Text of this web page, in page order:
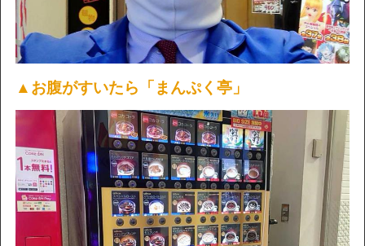
▲お腹がすいたら「まんぷく亭」